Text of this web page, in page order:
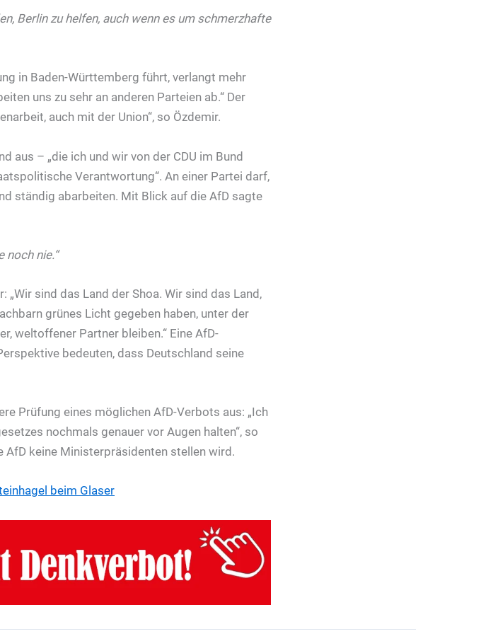
Berlin zu helfen, auch wenn es um schmerzhafte
in Baden-Württemberg führt, verlangt mehr
uns zu sehr an anderen Parteien ab.“ Der
auch mit der Union“, so Özdemir.
aus – „die ich und wir von der CDU im Bund
Verantwortung“. An einer Partei darf,
ständig abarbeiten. Mit Blick auf die AfD sagte
noch nie.“
sind das Land der Shoa. Wir sind das Land,
grünes Licht gegeben haben, unter der
weltoffener Partner bleiben.“ Eine AfD-
bedeuten, dass Deutschland seine
Prüfung eines möglichen AfD-Verbots aus: „Ich
nochmals genauer vor Augen halten“, so
AfD keine Ministerpräsidenten stellen wird.
beim Glaser